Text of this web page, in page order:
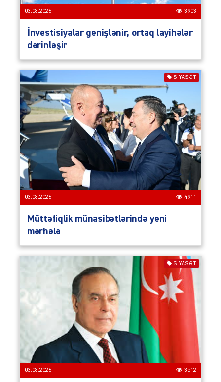
03.08.2026 3903
İnvestisiyalar genişlənir, ortaq layihələr
dərinləşir
SIYASƏT
03.08.2026 4911
Müttəfiqlik münasibətlərində yeni
mərhələ
SIYASƏT
03.08.2026 3512